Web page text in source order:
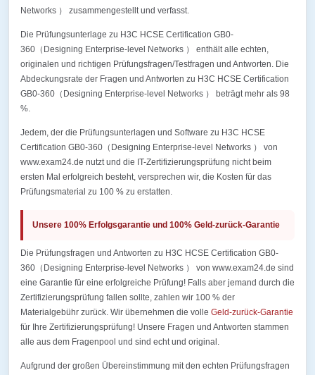
Networks ） zusammengestellt und verfasst.
Die Prüfungsunterlage zu H3C HCSE Certification GB0-
360（Designing Enterprise-level Networks ） enthält alle echten,
originalen und richtigen Prüfungsfragen/Testfragen und Antworten. Die
Abdeckungsrate der Fragen und Antworten zu H3C HCSE Certification
GB0-360（Designing Enterprise-level Networks ） beträgt mehr als 98
%.
Jedem, der die Prüfungsunterlagen und Software zu H3C HCSE
Certification GB0-360（Designing Enterprise-level Networks ） von
www.exam24.de nutzt und die IT-Zertifizierungsprüfung nicht beim
ersten Mal erfolgreich besteht, versprechen wir, die Kosten für das
Prüfungsmaterial zu 100 % zu erstatten.
Unsere 100% Erfolgsgarantie und 100% Geld-zurück-Garantie
Die Prüfungsfragen und Antworten zu H3C HCSE Certification GB0-
360（Designing Enterprise-level Networks ） von www.exam24.de sind
eine Garantie für eine erfolgreiche Prüfung! Falls aber jemand durch die
Zertifizierungsprüfung fallen sollte, zahlen wir 100 % der
Materialgebühr zurück. Wir übernehmen die volle Geld-zurück-Garantie
für Ihre Zertifizierungsprüfung! Unsere Fragen und Antworten stammen
alle aus dem Fragenpool und sind echt und original.
Aufgrund der großen Übereinstimmung mit den echten Prüfungsfragen